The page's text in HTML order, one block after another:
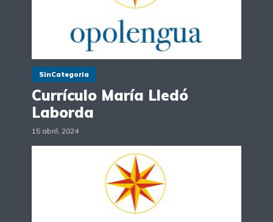
SinCategoria
Currículo María Lledó
Laborda
15 abril, 2024